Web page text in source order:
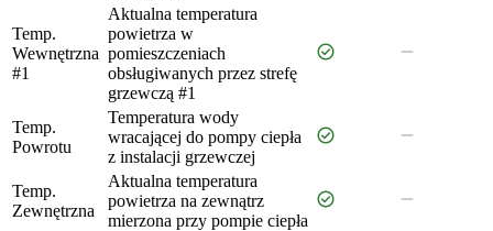
Temp.
Wewnętrzna
#1
Aktualna temperatura
powietrza w
pomieszczeniach
obsługiwanych przez strefę
grzewczą #1
check_circle remove
Temp.
Powrotu
Temperatura wody
wracającej do pompy ciepła
z instalacji grzewczej
check_circle remove
Temp.
Zewnętrzna
Aktualna temperatura
powietrza na zewnątrz
mierzona przy pompie ciepła
check_circle remove